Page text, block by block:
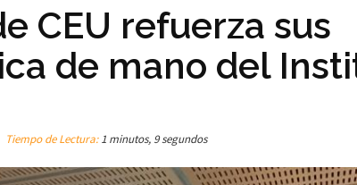
CEU refuerza sus
de mano del
Tiempo de Lectura:1 minutos, 9 segundos